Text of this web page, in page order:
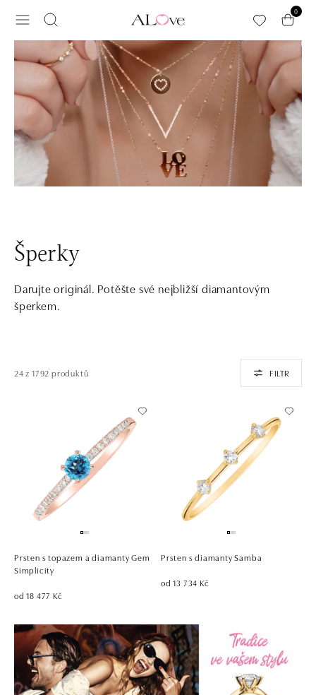
0
Šperky
Darujte originál. Potěšte své nejbližší diamantovým
šperkem.
24 z 1792 produktů FILTR
Prsten s topazem a diamanty Gem
Simplicity
od 18 477 Kč
Prsten s diamanty Samba
od 13 734 Kč